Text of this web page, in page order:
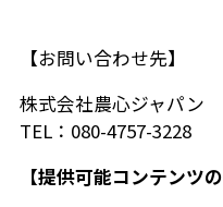
【お問い合わせ先】
株式会社農心ジャパ
TEL：080-4757-3228
【提供可能コンテンツの